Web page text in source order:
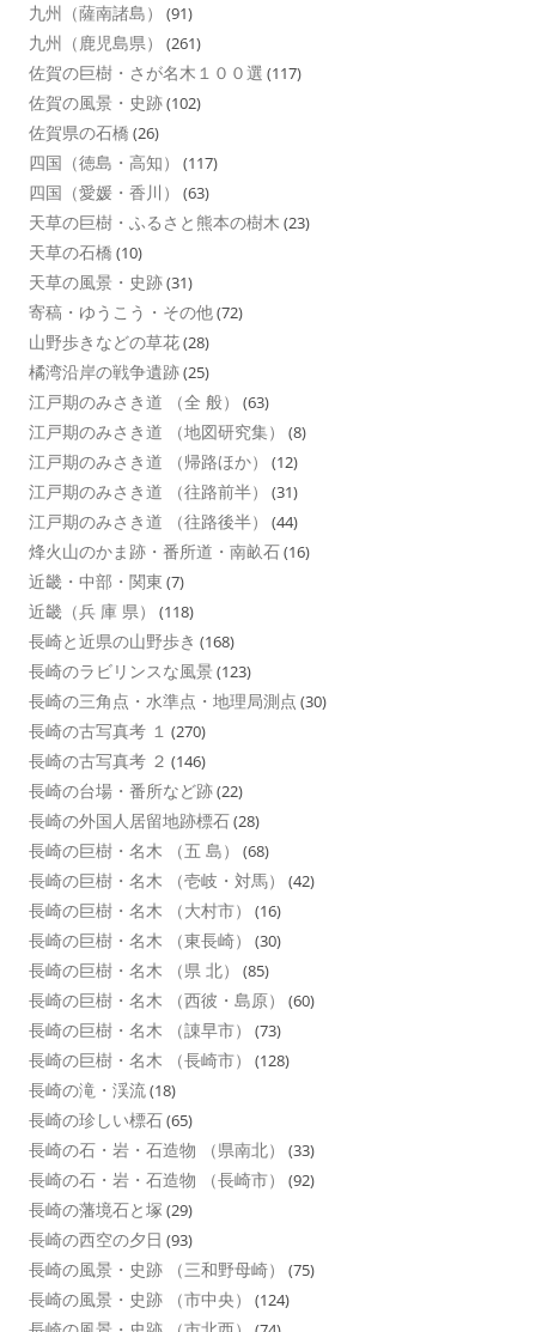
九州（薩南諸島） (91)
九州（鹿児島県） (261)
佐賀の巨樹・さが名木１００選 (117)
佐賀の風景・史跡(102)
佐賀県の石橋 (26)
四国（徳島・高知） (117)
四国（愛媛・香川） (63)
天草の巨樹・ふるさと熊本の樹木 (23)
天草の石橋 (10)
天草の風景・史跡(31)
寄稿・ゆうこう・その他(72)
山野歩きなどの草花(28)
橘湾沿岸の戦争遺跡(25)
江戸期のみさき道 （全 般） (63)
江戸期のみさき道 （地図研究集） (8)
江戸期のみさき道 （帰路ほか） (12)
江戸期のみさき道 （往路前半） (31)
江戸期のみさき道 （往路後半） (44)
烽火山のかま跡・番所道・南畝石(16)
近畿・中部・関東 (7)
近畿（兵 庫 県） (118)
長崎と近県の山野歩き (168)
長崎のラビリンスな風景 (123)
長崎の三角点・水準点・地理局測点 (30)
長崎の古写真考 １ (270)
長崎の古写真考 ２ (146)
長崎の台場・番所など跡(22)
長崎の外国人居留地跡標石(28)
長崎の巨樹・名木 （五 島） (68)
長崎の巨樹・名木 （壱岐・対馬） (42)
長崎の巨樹・名木 （大村市） (16)
長崎の巨樹・名木 （東長崎） (30)
長崎の巨樹・名木 （県 北） (85)
長崎の巨樹・名木 （西彼・島原） (60)
長崎の巨樹・名木 （諌早市） (73)
長崎の巨樹・名木 （長崎市） (128)
長崎の滝・渓流(18)
長崎の珍しい標石(65)
長崎の石・岩・石造物 （県南北） (33)
長崎の石・岩・石造物 （長崎市） (92)
長崎の藩境石と塚 (29)
長崎の西空の夕日 (93)
長崎の風景・史跡 （三和野母崎） (75)
長崎の風景・史跡 （市中央） (124)